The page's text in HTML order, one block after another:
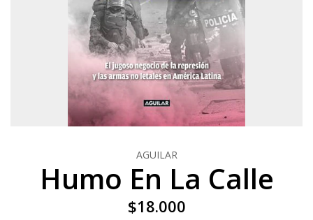
AGUILAR
Humo En La Calle
$18.000